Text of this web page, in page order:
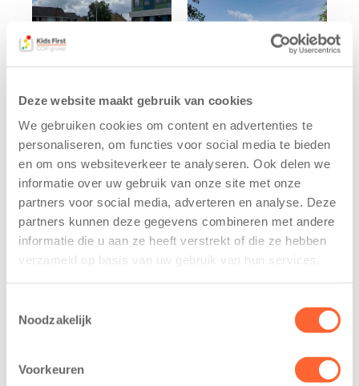
Deze website maakt gebruik van cookies
We gebruiken cookies om content en advertenties te
personaliseren, om functies voor social media te bieden
en om ons websiteverkeer te analyseren. Ook delen we
informatie over uw gebruik van onze site met onze
partners voor social media, adverteren en analyse. Deze
partners kunnen deze gegevens combineren met andere
informatie die u aan ze heeft verstrekt of die ze hebben
verzameld op basis van uw gebruik van hun services.
Noodzakelijk
Voorkeuren
Kinderen BSO
De
Westerburcht
trainen alvast
voor Kids First
Mini 4 Mijl
7 augustus 2026
2026 – Kinderen
van BSO De
Eelde trainden
Kids First
tekent
koopcontract
voor nieuw
kindcentrum in
wijk Wiarda in
Leeuwarden
11 juni 2026